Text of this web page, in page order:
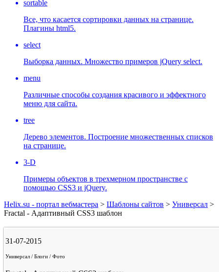
sortable
Все, что касается сортировки данных на странице.
Плагины html5.
select
Выборка данных. Множество примеров jQuery select.
menu
Различные способы создания красивого и эффектного
меню для сайта.
tree
Дерево элементов. Построение множественных списков
на странице.
3-D
Примеры объектов в трехмерном пространстве с
помощью CSS3 и jQuery.
Helix.su - портал вебмастера > Шаблоны сайтов > Универсал >
Fractal - Адаптивный CSS3 шаблон
31-07-2015
Универсал / Блоги / Фото